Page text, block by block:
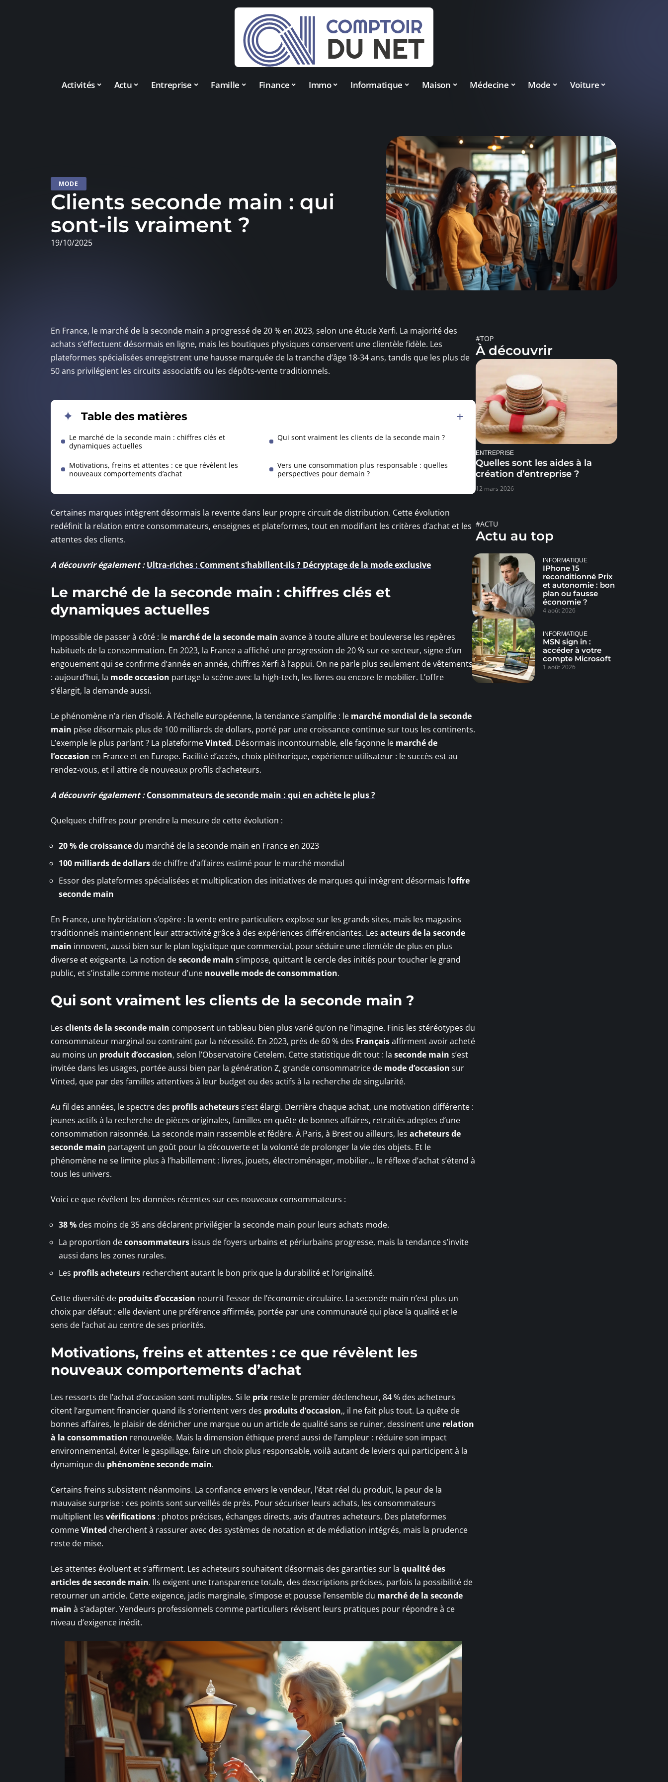
Activités Actu Entreprise Famille Finance Immo Informatique Maison Médecine Mode Voiture
MODE
Clients seconde main : qui
sont-ils vraiment ?
19/10/2025
En France, le marché de la seconde main a progressé de 20 % en 2023, selon une étude Xerfi. La majorité des
achats s’effectuent désormais en ligne, mais les boutiques physiques conservent une clientèle fidèle. Les
plateformes spécialisées enregistrent une hausse marquée de la tranche d’âge 18-34 ans, tandis que les plus de
50 ans privilégient les circuits associatifs ou les dépôts-vente traditionnels.
Table des matières
Le marché de la seconde main : chiffres clés et
dynamiques actuelles
Qui sont vraiment les clients de la seconde main ?
Motivations, freins et attentes : ce que révèlent les
nouveaux comportements d’achat
Vers une consommation plus responsable : quelles
perspectives pour demain ?
Certaines marques intègrent désormais la revente dans leur propre circuit de distribution. Cette évolution
redéfinit la relation entre consommateurs, enseignes et plateformes, tout en modifiant les critères d’achat et les
attentes des clients.
A découvrir également : Ultra-riches : Comment s'habillent-ils ? Décryptage de la mode exclusive
Le marché de la seconde main : chiffres clés et
dynamiques actuelles
Impossible de passer à côté : le marché de la seconde main avance à toute allure et bouleverse les repères
habituels de la consommation. En 2023, la France a affiché une progression de 20 % sur ce secteur, signe d’un
engouement qui se confirme d’année en année, chiffres Xerfi à l’appui. On ne parle plus seulement de vêtements
: aujourd’hui, la mode occasion partage la scène avec la high-tech, les livres ou encore le mobilier. L’offre
s’élargit, la demande aussi.
Le phénomène n’a rien d’isolé. À l’échelle européenne, la tendance s’amplifie : le marché mondial de la seconde
main pèse désormais plus de 100 milliards de dollars, porté par une croissance continue sur tous les continents.
L’exemple le plus parlant ? La plateformeVinted. Désormais incontournable, elle façonne le marché de
l’occasion en France et en Europe. Facilité d’accès, choix pléthorique, expérience utilisateur : le succès est au
rendez-vous, et il attire de nouveaux profils d’acheteurs.
A découvrir également : Consommateurs de seconde main : qui en achète le plus ?
Quelques chiffres pour prendre la mesure de cette évolution :
20 % de croissance du marché de la seconde main en France en 2023
100 milliards de dollars de chiffre d’affaires estimé pour le marché mondial
Essor des plateformes spécialisées et multiplication des initiatives de marques qui intègrent désormais l’offre
seconde main
En France, une hybridation s’opère : la vente entre particuliers explose sur les grands sites, mais les magasins
traditionnels maintiennent leur attractivité grâce à des expériences différenciantes. Les acteurs de la seconde
main innovent, aussi bien sur le plan logistique que commercial, pour séduire une clientèle de plus en plus
diverse et exigeante. La notion deseconde main s’impose, quittant le cercle des initiés pour toucher le grand
public, et s’installe comme moteur d’une nouvelle mode de consommation.
Qui sont vraiment les clients de la seconde main ?
Les clients de la seconde main composent un tableau bien plus varié qu’on ne l’imagine. Finis les stéréotypes du
consommateur marginal ou contraint par la nécessité. En 2023, près de 60 % des Françaisaffirment avoir acheté
au moins un produit d’occasion, selon l’Observatoire Cetelem. Cette statistique dit tout : la seconde main s’est
invitée dans les usages, portée aussi bien par la génération Z, grande consommatrice de mode d’occasion sur
Vinted, que par des familles attentives à leur budget ou des actifs à la recherche de singularité.
Au fil des années, le spectre des profils acheteurss’est élargi. Derrière chaque achat, une motivation différente :
jeunes actifs à la recherche de pièces originales, familles en quête de bonnes affaires, retraités adeptes d’une
consommation raisonnée. La seconde main rassemble et fédère. À Paris, à Brest ou ailleurs, les acheteurs de
seconde main partagent un goût pour la découverte et la volonté de prolonger la vie des objets. Et le
phénomène ne se limite plus à l’habillement : livres, jouets, électroménager, mobilier… le réflexe d’achat s’étend à
tous les univers.
Voici ce que révèlent les données récentes sur ces nouveaux consommateurs :
38 % des moins de 35 ans déclarent privilégier la seconde main pour leurs achats mode.
La proportion deconsommateurs issus de foyers urbains et périurbains progresse, mais la tendance s’invite
aussi dans les zones rurales.
Les profils acheteurs recherchent autant le bon prix que la durabilité et l’originalité.
Cette diversité de produits d’occasion nourrit l’essor de l’économie circulaire. La seconde main n’est plus un
choix par défaut : elle devient une préférence affirmée, portée par une communauté qui place la qualité et le
sens de l’achat au centre de ses priorités.
Motivations, freins et attentes : ce que révèlent les
nouveaux comportements d’achat
Les ressorts de l’achat d’occasion sont multiples. Si le prix reste le premier déclencheur, 84 % des acheteurs
citent l’argument financier quand ils s’orientent vers des produits d’occasion,, il ne fait plus tout. La quête de
bonnes affaires, le plaisir de dénicher une marque ou un article de qualité sans se ruiner, dessinent une relation
à la consommation renouvelée. Mais la dimension éthique prend aussi de l’ampleur : réduire son impact
environnemental, éviter le gaspillage, faire un choix plus responsable, voilà autant de leviers qui participent à la
dynamique du phénomène seconde main.
Certains freins subsistent néanmoins. La confiance envers le vendeur, l’état réel du produit, la peur de la
mauvaise surprise : ces points sont surveillés de près. Pour sécuriser leurs achats, les consommateurs
multiplient les vérifications : photos précises, échanges directs, avis d’autres acheteurs. Des plateformes
commeVinted cherchent à rassurer avec des systèmes de notation et de médiation intégrés, mais la prudence
reste de mise.
Les attentes évoluent et s’affirment. Les acheteurs souhaitent désormais des garanties sur la qualité des
articles de seconde main. Ils exigent une transparence totale, des descriptions précises, parfois la possibilité de
retourner un article. Cette exigence, jadis marginale, s’impose et pousse l’ensemble du marché de la seconde
main à s’adapter. Vendeurs professionnels comme particuliers révisent leurs pratiques pour répondre à ce
niveau d’exigence inédit.
#TOP
À découvrir
ENTREPRISE
Quelles sont les aides à la
création d’entreprise ?
12 mars 2026
#ACTU
Actu au top
INFORMATIQUE
IPhone 15
reconditionné Prix
et autonomie : bon
plan ou fausse
économie ?
4 août 2026
INFORMATIQUE
MSN sign in :
accéder à votre
compte Microsoft
1 août 2026